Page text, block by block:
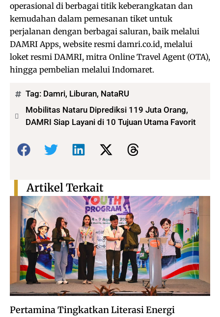
operasional di berbagai titik keberangkatan dan
kemudahan dalam pemesanan tiket untuk
perjalanan dengan berbagai saluran, baik melalui
DAMRI Apps, website resmi damri.co.id, melalui
loket resmi DAMRI, mitra Online Travel Agent (OTA),
hingga pembelian melalui Indomaret.
Tag: Damri, Liburan, NataRU
Mobilitas Nataru Diprediksi 119 Juta Orang,
DAMRI Siap Layani di 10 Tujuan Utama Favorit
Bagikan:
Pertamina Tingkatkan Literasi Energi
Artikel Terkait